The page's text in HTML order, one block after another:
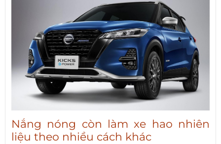
Nắng nóng còn làm xe hao nhiên
liệu theo nhiều cách khác